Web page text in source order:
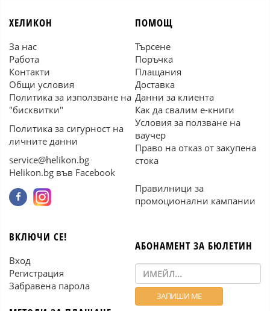
ХЕЛИКОН
За нас
Работа
Контакти
Общи условия
Политика за използване на
"бисквитки"
Политика за сигурност на
личните данни
service@helikon.bg
Helikon.bg във Facebook
ПОМОЩ
Търсене
Поръчка
Плащания
Доставка
Данни за клиента
Как да свалим е-книги
Условия за ползване на
ваучер
Право на отказ от закупена
стока
Правилници за
промоционални кампании
ВКЛЮЧИ СЕ!
Вход
Регистрация
Забравена парола
АБОНАМЕНТ ЗА БЮЛЕТИН